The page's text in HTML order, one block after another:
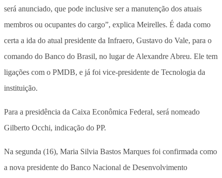
será anunciado, que pode inclusive ser a manutenção dos atuais
membros ou ocupantes do cargo”, explica Meirelles. É dada como
certa a ida do atual presidente da Infraero, Gustavo do Vale, para o
comando do Banco do Brasil, no lugar de Alexandre Abreu. Ele tem
ligações com o PMDB, e já foi vice-presidente de Tecnologia da
instituição.
Para a presidência da Caixa Econômica Federal, será nomeado
Gilberto Occhi, indicação do PP.
Na segunda (16), Maria Silvia Bastos Marques foi confirmada como
a nova presidente do Banco Nacional de Desenvolvimento